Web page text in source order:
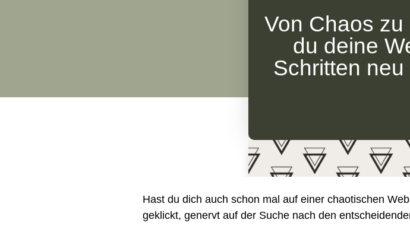
Von Chaos zu
du deine
Schritten
Hast du dich auch schon mal auf einer chaotischen
geklickt, genervt auf der Suche nach den